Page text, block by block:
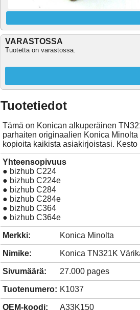
VARASTOSSA
Tuotetta on varastossa.
Tuotetiedot
Tämä on Konican alkuperäinen
parhaiten originaalien Konica
kopioita kaikista asiakirjoistasi. Kesto
Yhteensopivuus
● bizhub C224
● bizhub C224e
● bizhub C284
● bizhub C284e
● bizhub C364
● bizhub C364e
Merkki: Konica Minolta
Nimike: Konica TN321K
Sivumäärä: 27.000 pages
Tuotenumero: K1037
OEM-koodi: A33K150